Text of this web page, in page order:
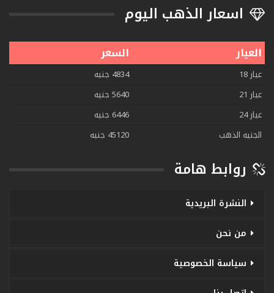
اسعار الذهب اليوم
العيار السعر
عيار 18
4834 جنيه
عيار 21
5640 جنيه
عيار 24
6446 جنيه
الجنيه الذهب
45120 جنيه
روابط هامة
النشرة البريدية
من نحن
سياسة الخصوصية